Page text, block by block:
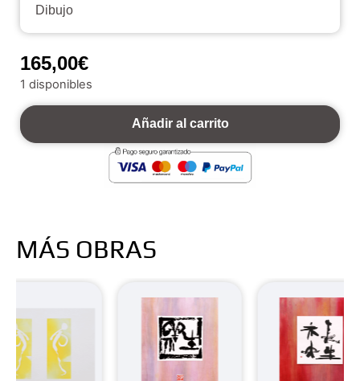
Dibujo
165,00€
1 disponibles
Añadir al carrito
MÁS OBRAS